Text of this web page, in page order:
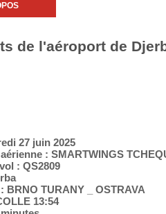
de l'aéroport de
27 juin 2025
: SMARTWINGS
: QS2809
BRNO TURANY _ OSTRAVA
13:54